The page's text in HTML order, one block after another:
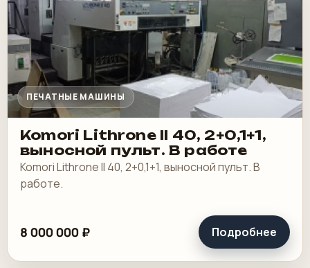
ПЕЧАТНЫЕ МАШИНЫ
Komori Lithrone II 40, 2+0,1+1,
выносной пульт. В работе
Komori Lithrone II 40, 2+0,1+1, выносной пульт. В
работе.
8 000 000 ₽ Подробнее